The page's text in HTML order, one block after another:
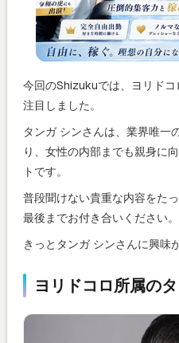
今回のShizukuでは、ヨリド
注目しました。
タンガ シンさんは、業界唯一
り、女性の内部までも親身に
トです。
普段聞けない貴重な内容をた
最後までお付き合いください。
きっとタンガ シンさんに興味
ヨリドコロ所属の